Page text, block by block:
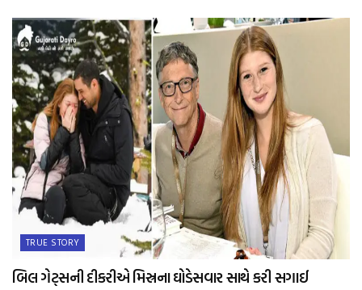
TRUE STORY
બિલ ગેટ્સની દીકરીએ મિસ્રના ઘોડેસવાર સાથે કરી સગાઈ